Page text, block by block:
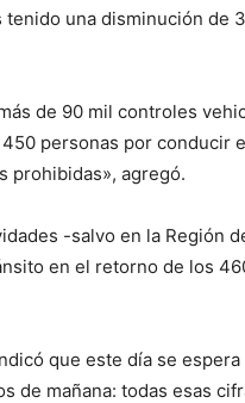
una disminución de
de 90 mil controles
personas por conducir
prohibidas», agregó.
-salvo en la Región
en el retorno de los
que este día se
de mañana: todas esas